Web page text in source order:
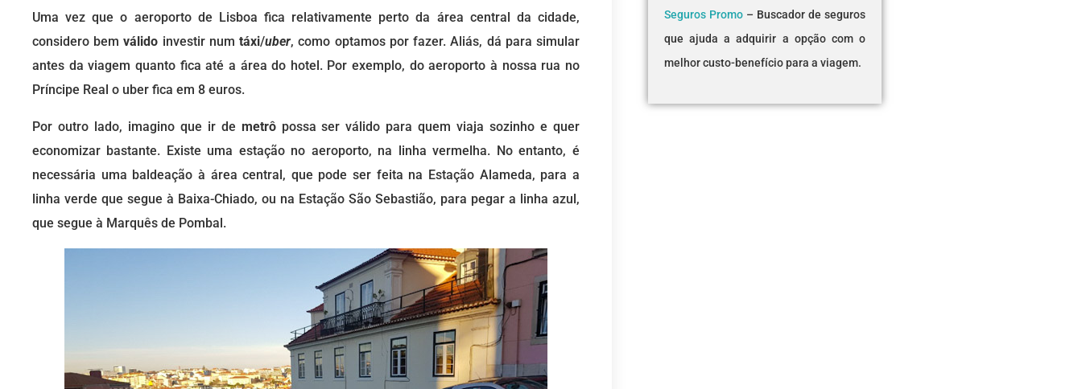
Uma vez que o aeroporto de Lisboa fica relativamente perto da área central da cidade,
considero bemválido investir numtáxi/uber, como optamos por fazer. Aliás, dá para simular
antes da viagem quanto fica até a área do hotel. Por exemplo, do aeroporto à nossa rua no
Príncipe Real o uber fica em 8 euros.
Por outro lado, imagino que ir de metrô possa ser válido para quem viaja sozinho e quer
economizar bastante. Existe uma estação no aeroporto, na linha vermelha. No entanto, é
necessária uma baldeação à área central, que pode ser feita na Estação Alameda, para a
linha verde que segue à Baixa-Chiado, ou na Estação São Sebastião, para pegar a linha azul,
que segue à Marquês de Pombal.
Seguros Promo– Buscador de seguros
que ajuda a adquirir a opção com o
melhor custo-benefício para a viagem.